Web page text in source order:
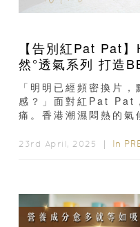
【告別紅Pat Pat
然°透氣系列 打造
「明明已經頻密換片
感？」面對紅Pat Pat
痛。香港潮濕悶熱的
23rd April, 2025 ｜ In